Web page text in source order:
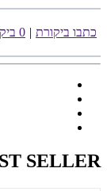
כתבו ביקורת | 0 ביקורות
SELLER